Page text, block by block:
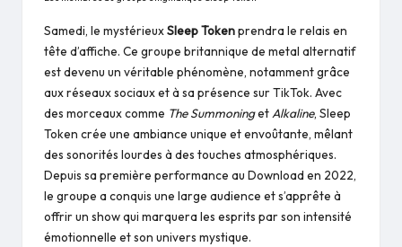
Samedi, le mystérieuxSleep Tokenprendra le relais en
tête d’affiche. Ce groupe britannique de metal alternatif
est devenu un véritable phénomène, notamment grâce
aux réseaux sociaux et à sa présence sur TikTok. Avec
des morceaux comme The SummoningetAlkaline, Sleep
Token crée une ambiance unique et envoûtante, mêlant
des sonorités lourdes à des touches atmosphériques.
Depuis sa première performance au Download en 2022,
le groupe a conquis une large audience et s’apprête à
offrir un show qui marquera les esprits par son intensité
émotionnelle et son univers mystique.